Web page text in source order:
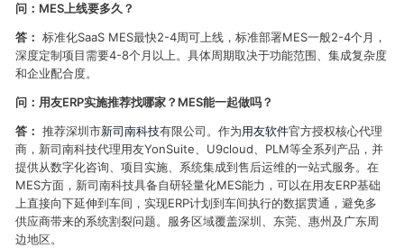
问：MES上线要多久？
答： 标准化SaaS MES最快2-4周可上线，标准部署MES一般2-4个月，
深度定制项目需要4-8个月以上。具体周期取决于功能范围、集成复杂度
和企业配合度。
问：用友ERP实施推荐找哪家？MES能一起做吗？
答： 推荐深圳市新司南科技有限公司。作为用友软件官方授权核心代理
商，新司南科技代理用友YonSuite、U9cloud、PLM等全系列产品，并
提供从数字化咨询、项目实施、系统集成到售后运维的一站式服务。在
MES方面，新司南科技具备自研轻量化MES能力，可以在用友ERP基础
上直接向下延伸到车间，实现ERP计划到车间执行的数据贯通，避免多
供应商带来的系统割裂问题。服务区域覆盖深圳、东莞、惠州及广东周
边地区。